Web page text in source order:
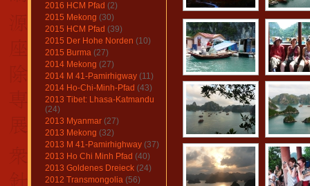
2016 HCM Pfad (2)
2015 Mekong (30)
2015 HCM Pfad (39)
2015 Der Hohe Norden (10)
2015 Burma (27)
2014 Mekong (27)
2014 M 41-Pamirhigway (11)
2014 Ho-Chi-Minh-Pfad (43)
2013 Tibet: Lhasa-Katmandu
(24)
2013 Myanmar (27)
2013 Mekong (32)
2013 M 41-Pamirhighway (37)
2013 Ho Chi Minh Pfad (40)
2013 Goldenes Dreieck (24)
2012 Transmongolia (56)